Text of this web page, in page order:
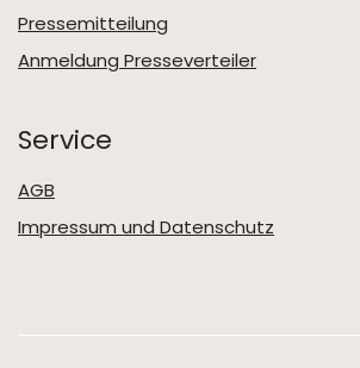
Pressemitteilung
Anmeldung Presseverteiler
Service
AGB
Impressum und Datenschutz